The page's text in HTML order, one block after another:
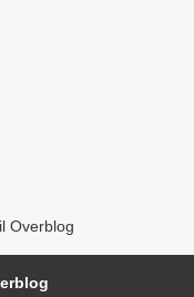
Overblog